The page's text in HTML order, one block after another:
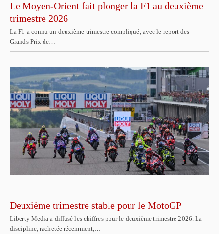
Le Moyen-Orient fait plonger la F1 au deuxième
trimestre 2026
La F1 a connu un deuxième trimestre compliqué, avec le report des
Grands Prix de…
Deuxième trimestre stable pour le MotoGP
Liberty Media a diffusé les chiffres pour le deuxième trimestre 2026. La
discipline, rachetée récemment,…